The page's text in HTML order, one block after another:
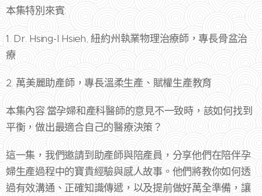
本集特別來賓:
1. Dr. Hsing-I Hsieh, 紐約州執業物理治療師，專長骨盆治
療
2. 萬美麗助產師，專長溫柔生產、賦權生產教育
本集內容:當孕婦和產科醫師的意見不一致時，該如何找到
平衡，做出最適合自己的醫療決策？
這一集，我們邀請到助產師與陪產員，分享他們在陪伴孕
婦生產過程中的寶貴經驗與感人故事。他們將教你如何透
過有效溝通、正確知識傳遞，以及提前做好萬全準備，讓